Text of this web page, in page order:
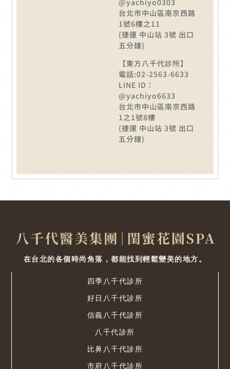
台北市中山區南京西路
1號6樓之11
(捷運 中山站 3號 出口
五分鐘)
【東方八千代診所】
電話:02-2563-6633
LINE ID：
@yachiyo6633
台北市中山區南京西路
1之1號8樓
(捷運 中山站 3號 出口
五分鐘)
在台北的各個時尚角落，都能找到輕鬆變美的地方。
四季八千代診所
好日八千代診所
信義八千代診所
八千代診所
比鼻八千代診所
市府八千代診所